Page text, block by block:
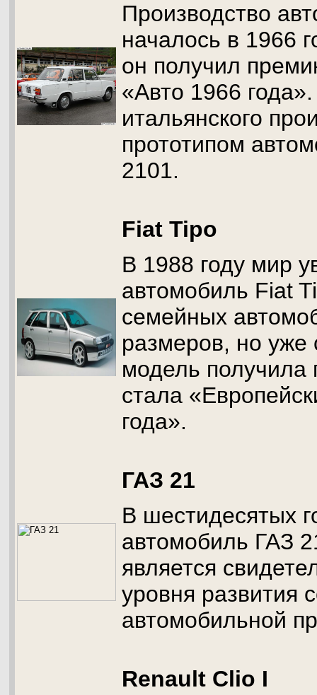
Производство
началось в 1966
он получил
«Авто 1966
итальянского
прототипом
2101.
Fiat Tipo
В 1988 году мир
автомобиль Fiat
семейных
размеров, но уже
модель получила
стала
года».
ГАЗ 21
В шестидесятых
автомобиль ГАЗ
является
уровня развития
автомобильной
Renault Clio I